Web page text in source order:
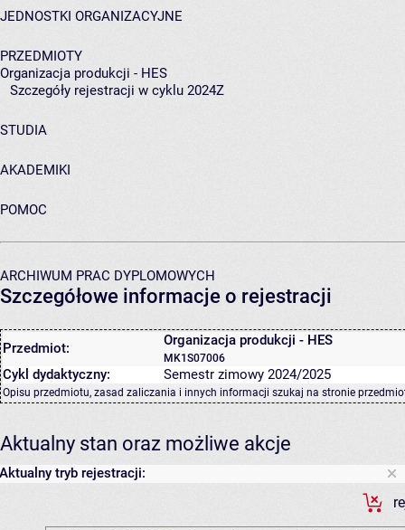
JEDNOSTKI ORGANIZACYJNE
PRZEDMIOTY
Organizacja produkcji - HES
Szczegóły rejestracji w cyklu 2024Z
STUDIA
AKADEMIKI
POMOC
ARCHIWUM PRAC DYPLOMOWYCH
Szczegółowe informacje o rejestracji
Przedmiot: Organizacja produkcji - HES
MK1S07006
Cykl dydaktyczny: Semestr zimowy 2024/2025
Opisu przedmiotu, zasad zaliczania i innych informacji szukaj na stronie
Aktualny stan oraz możliwe akcje
Aktualny tryb rejestracji: